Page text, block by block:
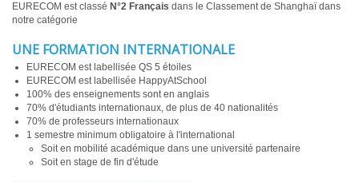
EURECOM est classé N°2 Français dans le Classement de Shanghaï dans
notre catégorie
UNE FORMATION INTERNATIONALE
EURECOM est labellisée QS 5 étoiles
EURECOM est labellisée HappyAtSchool
100% des enseignements sont en anglais
70% d'étudiants internationaux, de plus de 40 nationalités
70% de professeurs internationaux
1 semestre minimum obligatoire à l'international
Soit en mobilité académique dans une université partenaire
Soit en stage de fin d'étude